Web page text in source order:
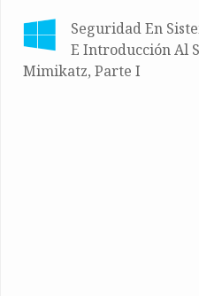
Seguridad En
E Introducción Al
Mimikatz, Parte I